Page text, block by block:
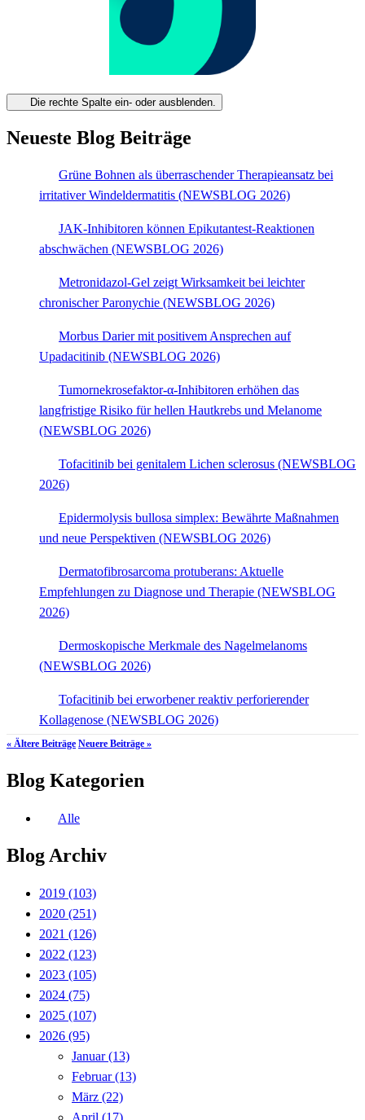
Die rechte Spalte ein- oder ausblenden.
Neueste Blog Beiträge
Grüne Bohnen als überraschender Therapieansatz bei
irritativer Windeldermatitis (NEWSBLOG 2026)
JAK-Inhibitoren können Epikutantest-Reaktionen
abschwächen (NEWSBLOG 2026)
Metronidazol-Gel zeigt Wirksamkeit bei leichter
chronischer Paronychie (NEWSBLOG 2026)
Morbus Darier mit positivem Ansprechen auf
Upadacitinib (NEWSBLOG 2026)
Tumornekrosefaktor-α-Inhibitoren erhöhen das
langfristige Risiko für hellen Hautkrebs und Melanome
(NEWSBLOG 2026)
Tofacitinib bei genitalem Lichen sclerosus (NEWSBLOG
2026)
Epidermolysis bullosa simplex: Bewährte Maßnahmen
und neue Perspektiven (NEWSBLOG 2026)
Dermatofibrosarcoma protuberans: Aktuelle
Empfehlungen zu Diagnose und Therapie (NEWSBLOG
2026)
Dermoskopische Merkmale des Nagelmelanoms
(NEWSBLOG 2026)
Tofacitinib bei erworbener reaktiv perforierender
Kollagenose (NEWSBLOG 2026)
« Ältere Beiträge Neuere Beiträge »
Blog Kategorien
Alle
Blog Archiv
2019 (103)
2020 (251)
2021 (126)
2022 (123)
2023 (105)
2024 (75)
2025 (107)
2026 (95)
Januar(13)
Februar(13)
März (22)
April (17)